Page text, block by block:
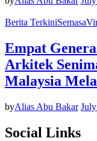
Berita TerkiniSemasa
Empat
Arkitek
Malaysia
byAlias Abu Bakar
Social Links